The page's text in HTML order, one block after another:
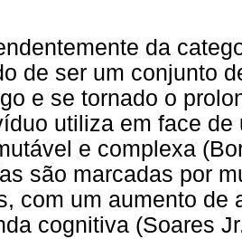
da
de ser um conjunto
e se tornado o
utiliza em face
e complexa
são marcadas por
com um aumento de
cognitiva (Soares